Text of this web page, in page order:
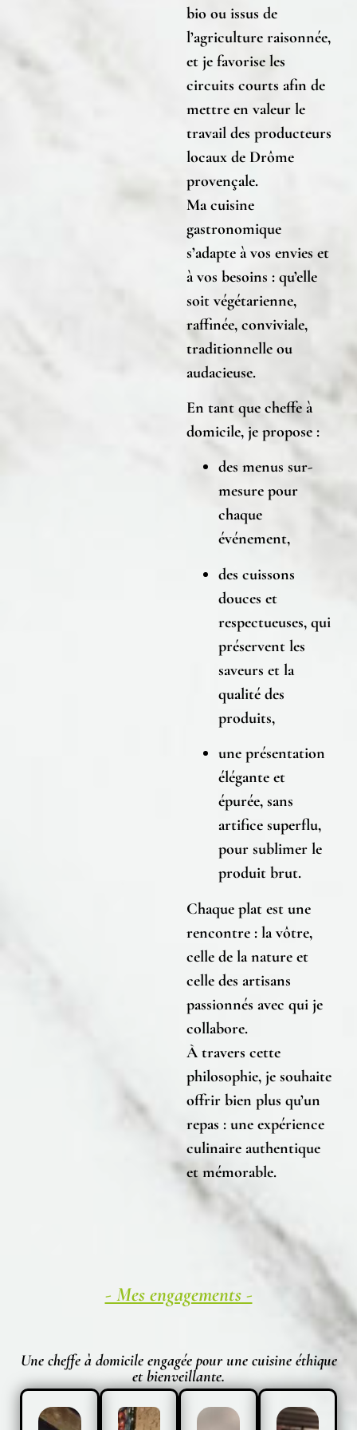
bio ou issus de
l’agriculture raisonnée,
et je favorise les
circuits courts afin de
mettre en valeur le
travail des producteurs
locaux de Drôme
provençale.
Ma cuisine
gastronomique
s’adapte à vos envies et
à vos besoins : qu’elle
soit végétarienne,
raffinée, conviviale,
traditionnelle ou
audacieuse.
En tant que cheffe à
domicile, je propose :
des menus sur-
mesure pour
chaque
événement,
des cuissons
douces et
respectueuses, qui
préservent les
saveurs et la
qualité des
produits,
une présentation
élégante et
épurée, sans
artifice superflu,
pour sublimer le
produit brut.
Chaque plat est une
rencontre : la vôtre,
celle de la nature et
celle des artisans
passionnés avec qui je
collabore.
À travers cette
philosophie, je souhaite
offrir bien plus qu’un
repas : une expérience
culinaire authentique
et mémorable.
- Mes engagements -
Une cheffe à domicile engagée pour une cuisine éthique
et bienveillante.